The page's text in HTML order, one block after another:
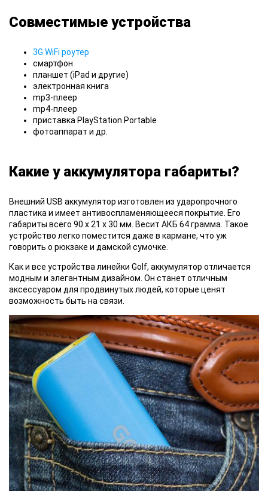
Совместимые устройства
3G WiFi роутер
смартфон
планшет (iPad и другие)
электронная книга
mp3-плеер
mp4-плеер
приставка PlayStation Portable
фотоаппарат и др.
Какие у аккумулятора габариты?
Внешний USB аккумулятор изготовлен из ударопрочного
пластика и имеет антивоспламеняющееся покрытие. Его
габариты всего 90 х 21 х 30 мм. Весит АКБ 64 грамма. Такое
устройство легко поместится даже в кармане, что уж
говорить о рюкзаке и дамской сумочке.
Как и все устройства линейки Golf, аккумулятор отличается
модным и элегантным дизайном. Он станет отличным
аксессуаром для продвинутых людей, которые ценят
возможность быть на связи.